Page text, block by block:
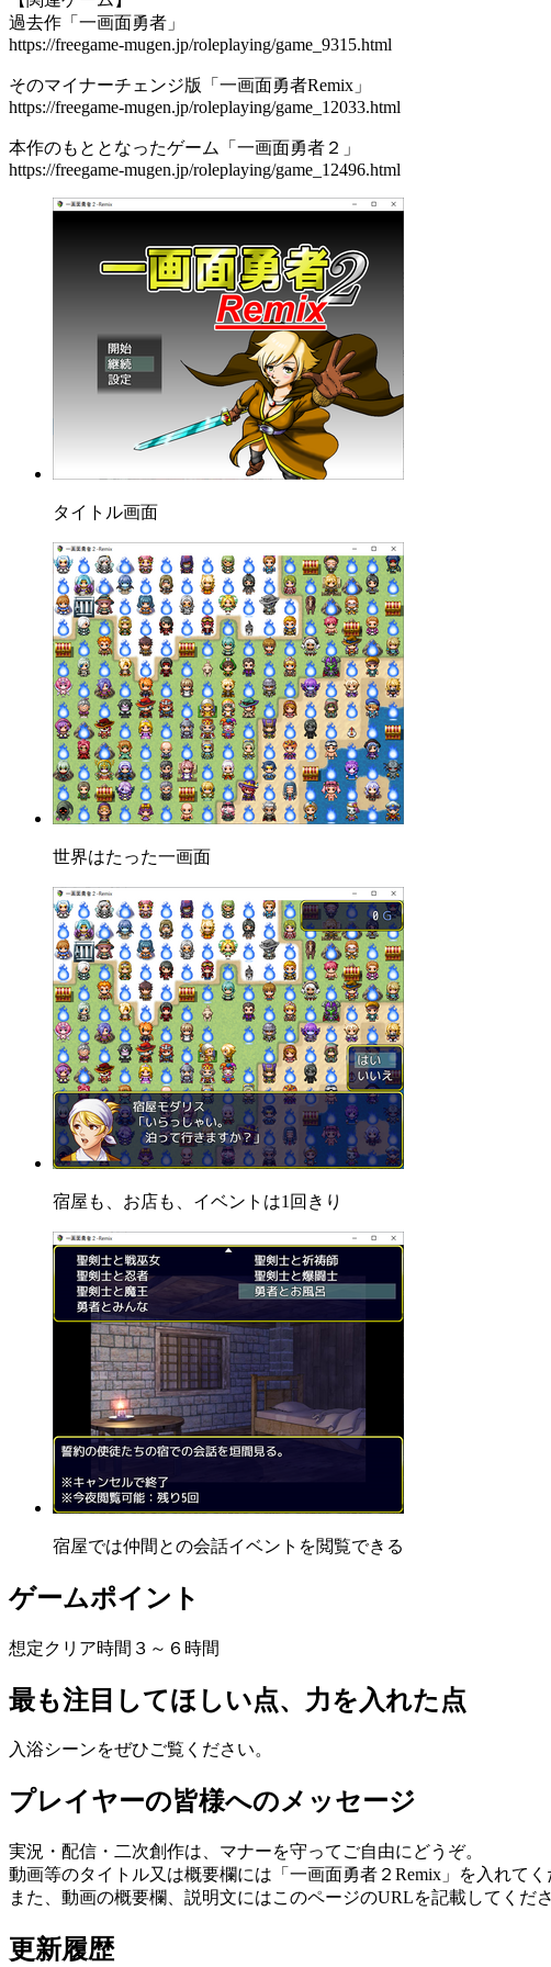
過去作「一画面勇者」
https://freegame-mugen.jp/roleplaying/game_9315.html
そのマイナーチェンジ版「一画面勇者Remix」
https://freegame-mugen.jp/roleplaying/game_12033.html
本作のもととなったゲーム「一画面勇者２」
https://freegame-mugen.jp/roleplaying/game_12496.html
タイトル画面
世界はたった一画面
宿屋も、お店も、イベントは1回きり
宿屋では仲間との会話イベントを閲覧できる
ゲームポイント
想定クリア時間３～６時間
最も注目してほしい点、力を入れた点
入浴シーンをぜひご覧ください。
プレイヤーの皆様へのメッセージ
実況・配信・二次創作は、マナーを守ってご自由にどうぞ。
動画等のタイトル又は概要欄には「一画面勇者２Remix」を入れてく
また、動画の概要欄、説明文にはこのページのURLを記載してくださ
更新履歴